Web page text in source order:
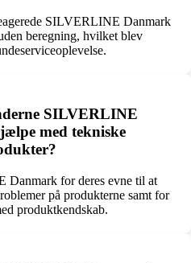
SILVERLINE Danmark
beregning, hvilket blev
SILVERLINE
med tekniske
for deres evne til at
på produkterne samt for
produktkendskab.